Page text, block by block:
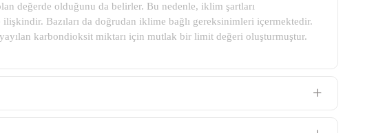
değerde olduğunu da belirler. Bu nedenle, iklim şartları
Bazıları da doğrudan iklime bağlı gereksinimleri içermektedir.
karbondioksit miktarı için mutlak bir limit değeri oluşturmuştur.